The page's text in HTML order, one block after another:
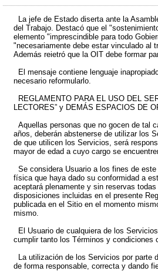
La jefe de Estado diserta ante la
del Trabajo. Destacó que el
elemento "imprescindible para todo
"necesariamente debe estar vinculado al
Además reietró que la OIT debe formar
El mensaje contiene lenguaje
necesario reformularlo.
REGLAMENTO PARA EL USO DEL
LECTORES” y DEMÁS ESPACIOS DE
Aquellas personas que no gocen de tal
años, deberán abstenerse de utilizar los
de que utilicen los Servicios, será
mayor de edad a cuyo cargo se
Se considera Usuario a los fines de
física que haya dado su conformidad a
aceptará plenamente y sin reservas
disposiciones incluidas en el presente
publicada en el Sitio en el momento
mismo.
El Usuario de cualquiera de los
cumplir tanto los Términos y condiciones
La utilización de los Servicios por parte
de forma responsable, correcta y dando